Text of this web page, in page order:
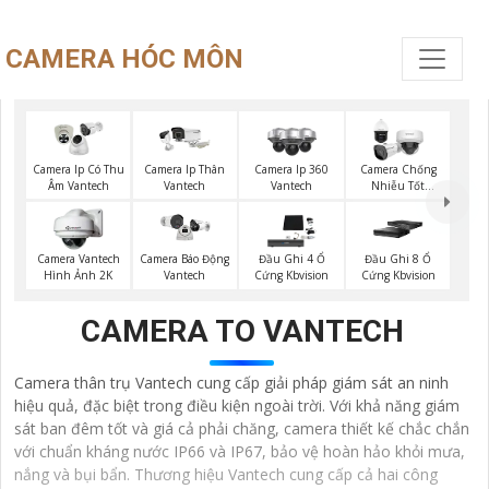
CAMERA HÓC MÔN
Camera Ip Có Thu
Âm Vantech
Camera Ip Thân
Vantech
Camera Ip 360
Vantech
Camera Chống
Nhiễu Tốt
Camera Vantech
Hình Ảnh 2K
Camera Báo Động
Vantech
Đầu Ghi 4 Ổ
Cứng Kbvision
Đầu Ghi 8 Ổ
Cứng Kbvision
CAMERA TO VANTECH
Camera thân trụ Vantech cung cấp giải pháp giám sát an ninh
hiệu quả, đặc biệt trong điều kiện ngoài trời. Với khả năng giám
sát ban đêm tốt và giá cả phải chăng, camera thiết kế chắc chắn
với chuẩn kháng nước IP66 và IP67, bảo vệ hoàn hảo khỏi mưa,
nắng và bụi bẩn. Thương hiệu Vantech cung cấp cả hai công